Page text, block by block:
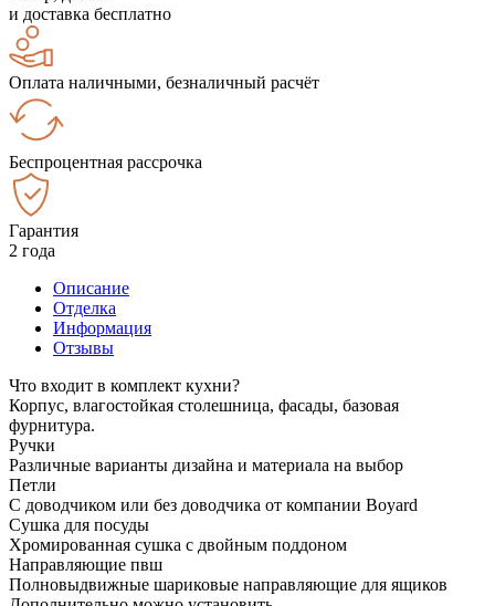
и доставка бесплатно
Оплата наличными, безналичный расчёт
Беспроцентная рассрочка
Гарантия
2 года
Описание
Отделка
Информация
Отзывы
Что входит в комплект кухни?
Корпус, влагостойкая столешница, фасады, базовая
фурнитура.
Ручки
Различные варианты дизайна и материала на выбор
Петли
С доводчиком или без доводчика от компании Boyard
Сушка для посуды
Хромированная сушка с двойным поддоном
Направляющие пвш
Полновыдвижные шариковые направляющие для ящиков